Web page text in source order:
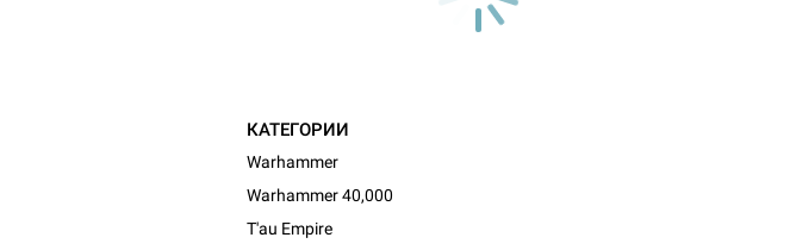
КАТЕГОРИИ
Warhammer
Warhammer 40,000
T'au Empire
Настольная игра Hobby World Монстры